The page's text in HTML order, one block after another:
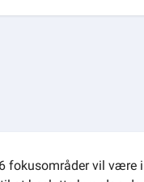
fokusområder vil være